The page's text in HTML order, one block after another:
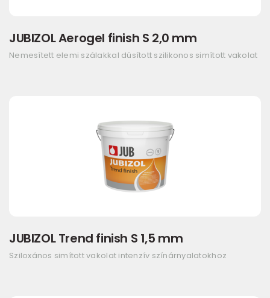
JUBIZOL Aerogel finish S 2,0 mm
Nemesített elemi szálakkal dúsított szilikonos simított vakolat
JUBIZOL Trend finish S 1,5 mm
Sziloxános simított vakolat intenzív színárnyalatokhoz